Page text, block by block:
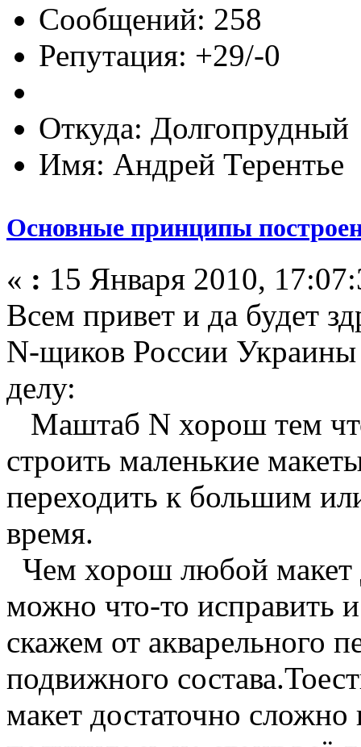
Сообщений: 258
Репутация: +29/-0
Откуда: Долгопрудный
Имя: Андрей Терентье
Основные принципы
« : 15 Января 2010,
Всем привет и да будет
N-щиков России
делу:
Маштаб N хорош тем
строить маленькие
переходить к большим
время.
Чем хорош любой макет
можно что-то исправить
скажем от акварельного
подвижного
макет достаточно сложно